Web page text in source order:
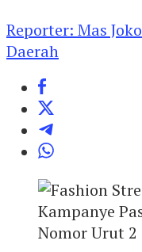
Reporter: Mas Joko
Daerah